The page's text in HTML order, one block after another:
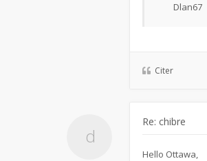
Dlan67
Citer
Re: chibre
Hello Ottawa,